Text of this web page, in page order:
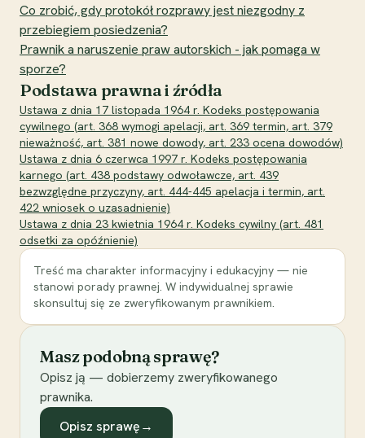
Co zrobić, gdy protokół rozprawy jest niezgodny z
przebiegiem posiedzenia?
Prawnik a naruszenie praw autorskich - jak pomaga w
sporze?
Podstawa prawna i źródła
Ustawa z dnia 17 listopada 1964 r. Kodeks postępowania
cywilnego (art. 368 wymogi apelacji, art. 369 termin, art. 379
nieważność, art. 381 nowe dowody, art. 233 ocena dowodów)
Ustawa z dnia 6 czerwca 1997 r. Kodeks postępowania
karnego (art. 438 podstawy odwoławcze, art. 439
bezwzględne przyczyny, art. 444-445 apelacja i termin, art.
422 wniosek o uzasadnienie)
Ustawa z dnia 23 kwietnia 1964 r. Kodeks cywilny (art. 481
odsetki za opóźnienie)
Treść ma charakter informacyjny i edukacyjny — nie
stanowi porady prawnej. W indywidualnej sprawie
skonsultuj się ze zweryfikowanym prawnikiem.
Masz podobną sprawę?
Opisz ją — dobierzemy zweryfikowanego
prawnika.
Opisz sprawę→